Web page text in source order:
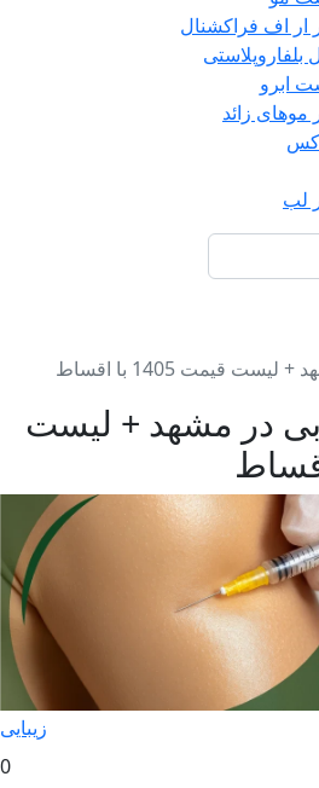
ار اف فراکشنال
بلفاروپلاستی
ابرو
موهای زائد
لب
قیمت 1405 با اقساط
در مشهد + لیست
زیبایی
0